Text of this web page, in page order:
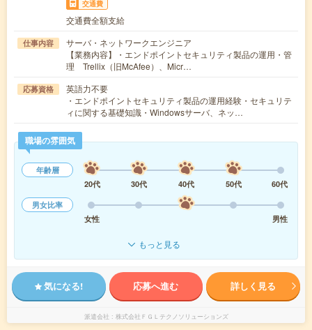
交通費
交通費全額支給
仕事内容
サーバ・ネットワークエンジニア
【業務内容】・エンドポイントセキュリティ製品の運用・管
理 Trellix（旧McAfee）、Micr…
応募資格
英語力不要
・エンドポイントセキュリティ製品の運用経験・セキュリテ
ィに関する基礎知識・Windowsサーバ、ネッ…
職場の雰囲気
年齢層
20代
30代 40代 50代
60代
男女比率
女性
男性
もっと見る
気になる! 応募へ進む 詳しく見る
派遣会社 株式会社ＦＧＬテクノソリューションズ